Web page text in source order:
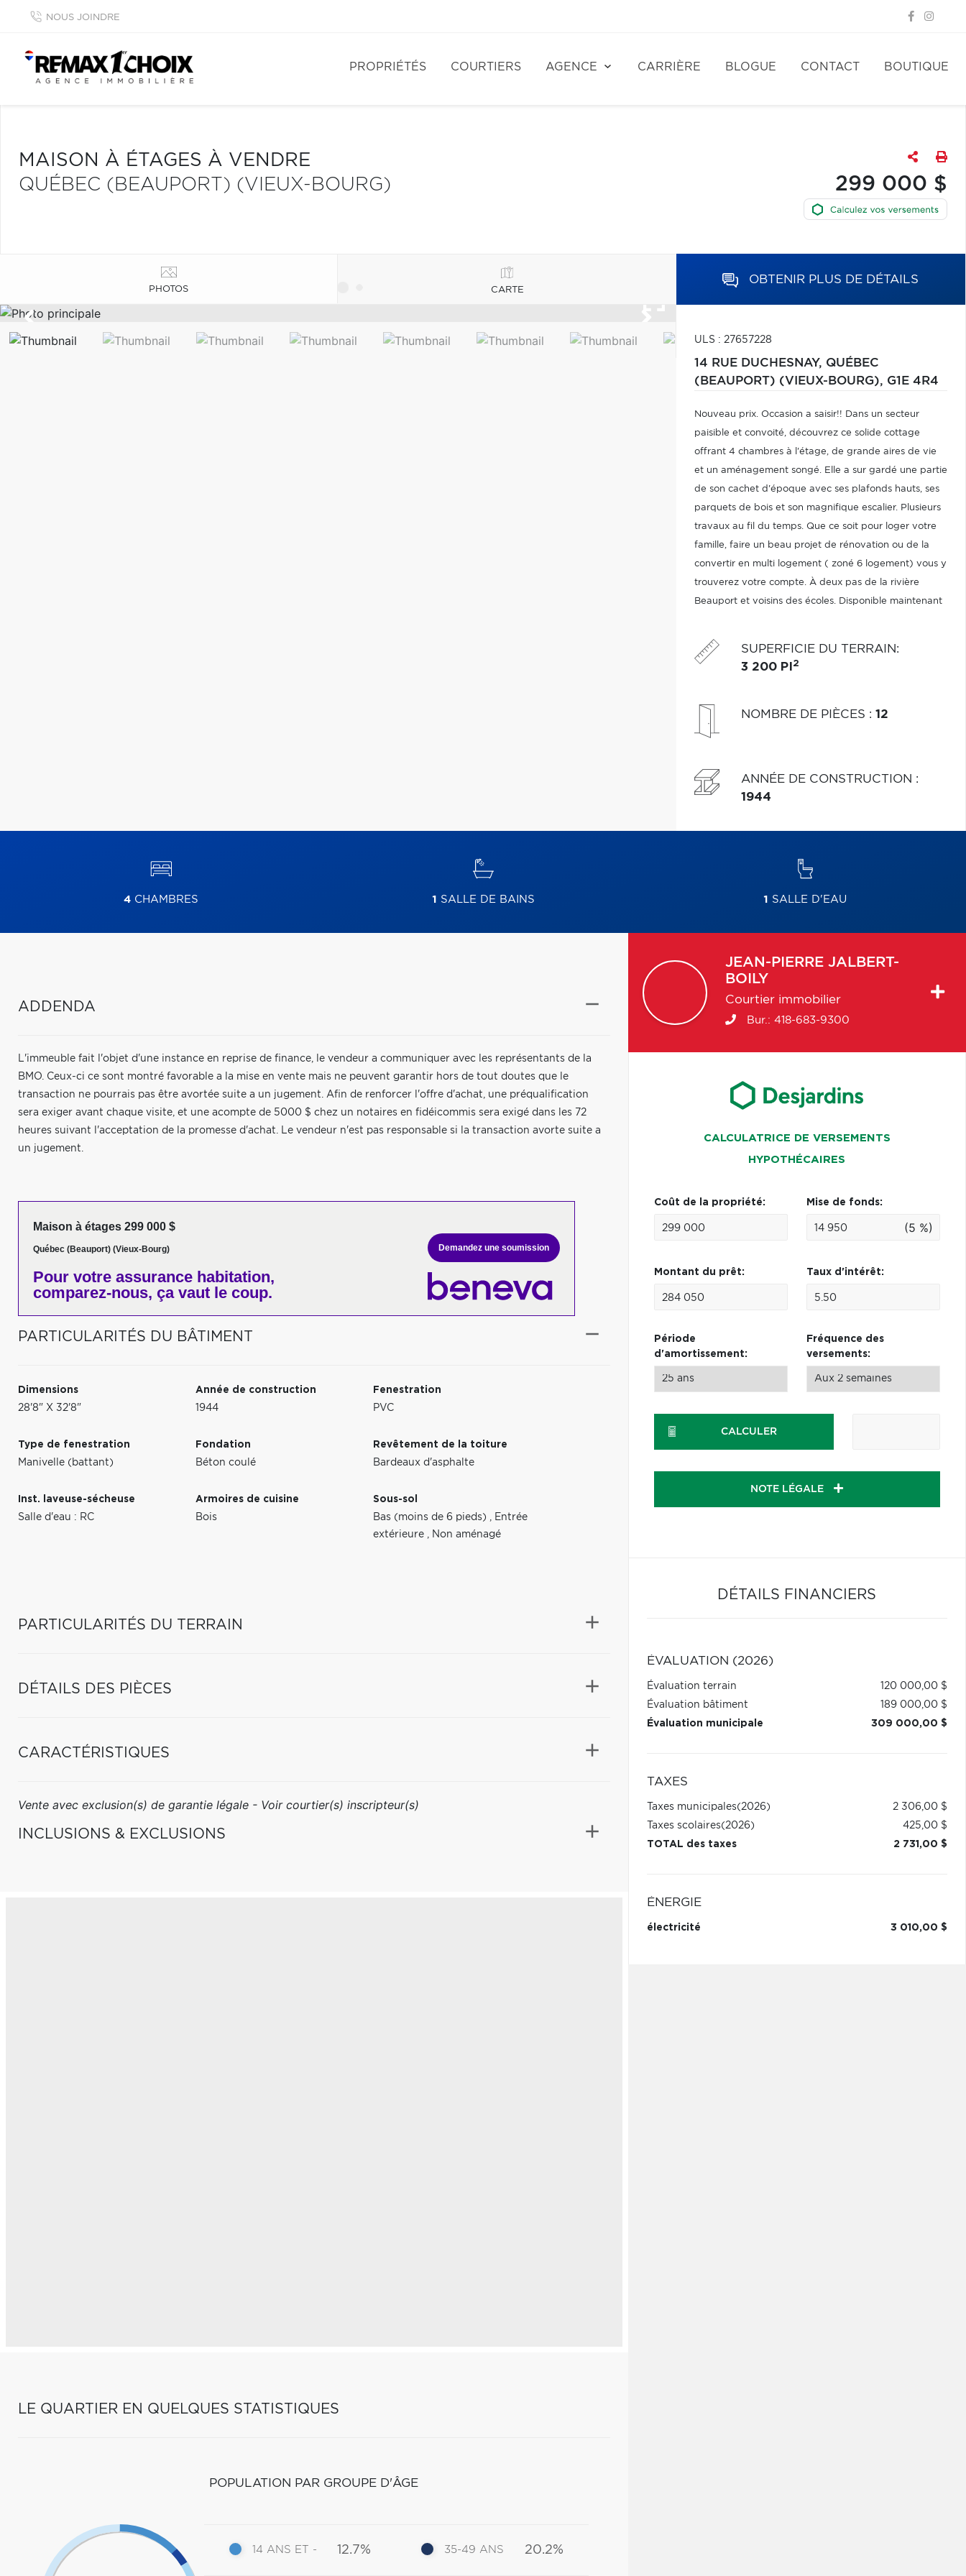
NOUS JOINDRE
PROPRIÉTÉS COURTIERS AGENCE CARRIÈRE BLOGUE CONTACT BOUTIQUE
MAISON À ÉTAGES À VENDRE
QUÉBEC (BEAUPORT) (VIEUX-BOURG)
299 000 $
PHOTOS CARTE
OBTENIR PLUS DE DÉTAILS
ULS : 27657228
14 RUE DUCHESNAY, QUÉBEC
(BEAUPORT) (VIEUX-BOURG), G1E 4R4
Nouveau prix. Occasion a saisir!! Dans un secteur
paisible et convoité, découvrez ce solide cottage
offrant 4 chambres à l'étage, de grande aires de vie
et un aménagement songé. Elle a sur gardé une partie
de son cachet d'époque avec ses plafonds hauts, ses
parquets de bois et son magnifique escalier. Plusieurs
travaux au fil du temps. Que ce soit pour loger votre
famille, faire un beau projet de rénovation ou de la
convertir en multi logement ( zoné 6 logement) vous y
trouverez votre compte. À deux pas de la rivière
Beauport et voisins des écoles. Disponible maintenant
SUPERFICIE DU TERRAIN:
3 200 PI 2
NOMBRE DE PIÈCES : 12
ANNÉE DE CONSTRUCTION :
1944
4 CHAMBRES 1 SALLE DE BAINS 1 SALLE D'EAU
ADDENDA
L'immeuble fait l'objet d'une instance en reprise de finance, le vendeur a communiquer avec les représentants de la
BMO. Ceux-ci ce sont montré favorable a la mise en vente mais ne peuvent garantir hors de tout doutes que le
transaction ne pourrais pas être avortée suite a un jugement. Afin de renforcer l'offre d'achat, une préqualification
sera exiger avant chaque visite, et une acompte de 5000 $ chez un notaires en fidéicommis sera exigé dans les 72
heures suivant l'acceptation de la promesse d'achat. Le vendeur n'est pas responsable si la transaction avorte suite a
un jugement.
Maison à étages 299 000 $
Québec (Beauport) (Vieux-Bourg)
Pour votre assurance habitation,
comparez-nous, ça vaut le coup.
Demandez une soumission
PARTICULARITÉS DU BÂTIMENT
Dimensions
28'8" X 32'8"
Année de construction
1944
Fenestration
PVC
Type de fenestration
Manivelle (battant)
Fondation
Béton coulé
Revêtement de la toiture
Bardeaux d'asphalte
Inst. laveuse-sécheuse
Salle d'eau : RC
Armoires de cuisine
Bois
Sous-sol
Bas (moins de 6 pieds) , Entrée
extérieure , Non aménagé
PARTICULARITÉS DU TERRAIN
DÉTAILS DES PIÈCES
CARACTÉRISTIQUES
Vente avec exclusion(s) de garantie légale - Voir courtier(s) inscripteur(s)
INCLUSIONS & EXCLUSIONS
LE QUARTIER EN QUELQUES STATISTIQUES
POPULATION PAR GROUPE D'ÂGE
14 ANS ET - 12.7% 35-49 ANS 20.2%
JEAN-PIERRE JALBERT-
BOILY
Courtier immobilier
Bur.: 418-683-9300
CALCULATRICE DE VERSEMENTS
HYPOTHÉCAIRES
Coût de la propriété: Mise de fonds:
(5 %)
Montant du prêt: Taux d'intérêt:
Période
d'amortissement:
Fréquence des
versements:
CALCULER
NOTE LÉGALE
DÉTAILS FINANCIERS
ÉVALUATION (2026)
Évaluation terrain
120 000,00 $
Évaluation bâtiment
189 000,00 $
Évaluation municipale
309 000,00 $
TAXES
Taxes municipales(2026)
2 306,00 $
Taxes scolaires(2026)
425,00 $
TOTAL des taxes
2 731,00 $
ÉNERGIE
électricité 3 010,00 $